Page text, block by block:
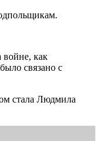
войне, как
связано с
стала Людмила